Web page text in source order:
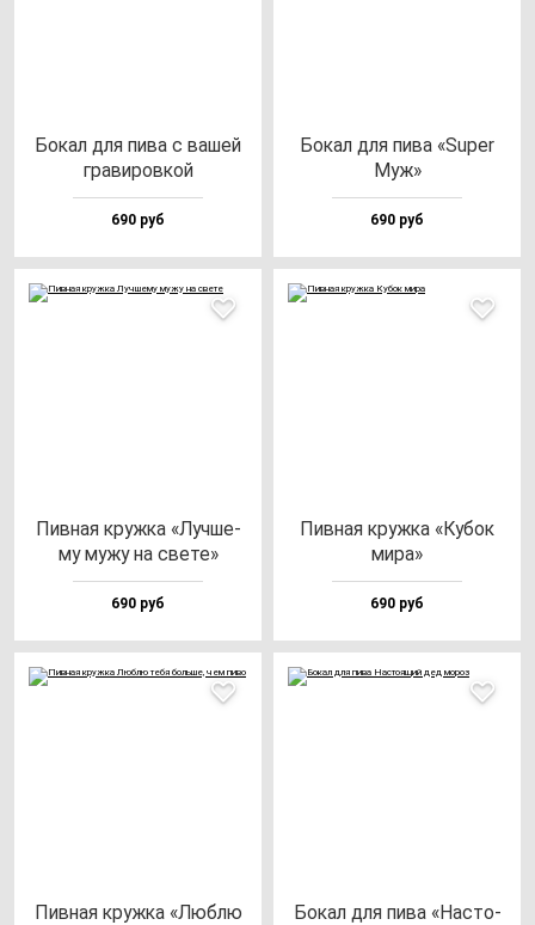
Бокал для пи­ва с ва­шей
гра­ви­ров­кой
690 руб
Бокал для пи­ва «Super
Муж»
690 руб
Пив­ная круж­ка «Луч­ше­
му му­жу на све­те»
690 руб
Пив­ная круж­ка «Кубок
ми­ра»
690 руб
Пив­ная круж­ка «Люб­лю
Бокал для пи­ва «Нас­то­